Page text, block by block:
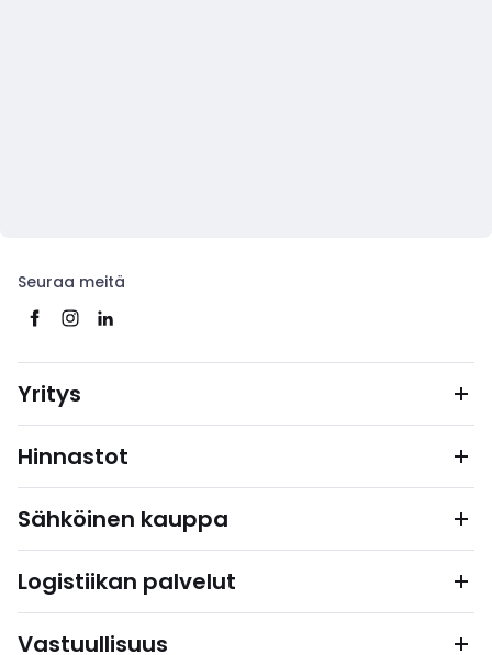
Seuraa meitä
Yritys
Hinnastot
Sähköinen kauppa
Logistiikan palvelut
Vastuullisuus